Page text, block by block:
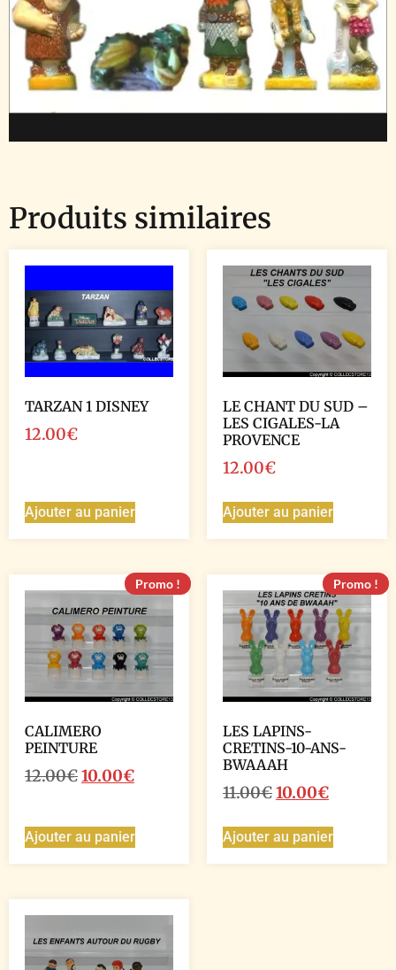
Produits similaires
TARZAN 1 DISNEY
12.00€
Ajouter au panier
LE CHANT DU SUD –
LES CIGALES-LA
PROVENCE
12.00€
Ajouter au panier
Promo !
CALIMERO
PEINTURE
12.00€10.00€
Ajouter au panier
Promo !
LES LAPINS-
CRETINS-10-ANS-
BWAAAH
11.00€10.00€
Ajouter au panier